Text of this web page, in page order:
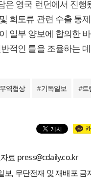
은 영국 런던에서 진행
희토류 관련 수출 통
일부 양보에 합의한
적인 틀을 조율하는
역협상 #기독일보 #트
료 press@cdaily.co.kr
, 무단전재 및 재배포 금